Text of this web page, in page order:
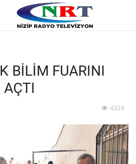
BİLİM FUARINI
AÇTI
4329